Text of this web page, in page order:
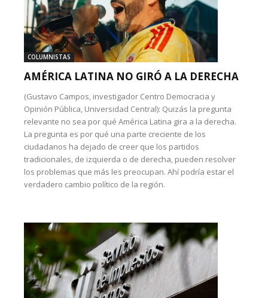
COLUMNISTAS
AMÉRICA LATINA NO GIRÓ A LA DERECHA
(Gustavo Campos, investigador Centro Democracia y
Opinión Pública, Universidad Central): Quizás la pregunta
relevante no sea por qué América Latina gira a la derecha.
La pregunta es por qué una parte creciente de los
ciudadanos ha dejado de creer que los partidos
tradicionales, de izquierda o de derecha, pueden resolver
los problemas que más les preocupan. Ahí podría estar el
verdadero cambio político de la región.